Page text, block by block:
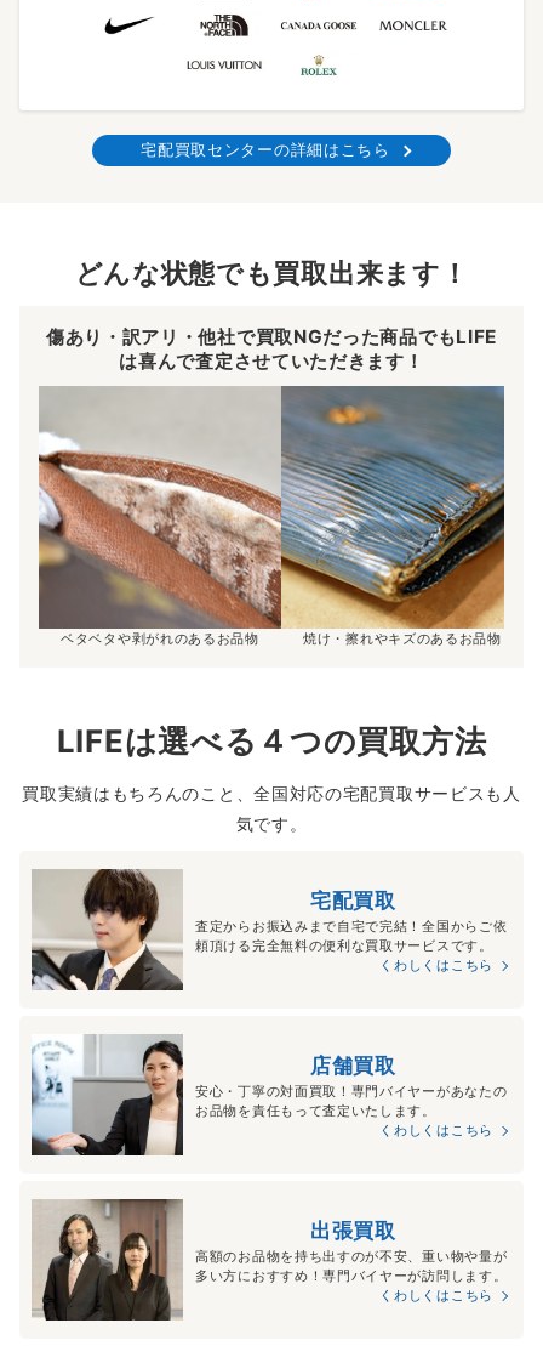
宅配買取センターの詳細はこちら
どんな状態でも買取出来ます！
傷あり・訳アリ・他社で買取NGだった商品でもLIFE
は喜んで査定させていただきます！
ベタベタや剥がれのあるお品物 焼け・擦れやキズのあるお品物
LIFEは選べる４つの買取方法
買取実績はもちろんのこと、全国対応の宅配買取サービスも人
気です。
宅配買取
査定からお振込みまで自宅で完結！全国からご依
頼頂ける完全無料の便利な買取サービスです。
くわしくはこちら
店舗買取
安心・丁寧の対面買取！専門バイヤーがあなたの
お品物を責任もって査定いたします。
くわしくはこちら
出張買取
高額のお品物を持ち出すのが不安、重い物や量が
多い方におすすめ！専門バイヤーが訪問します。
くわしくはこちら